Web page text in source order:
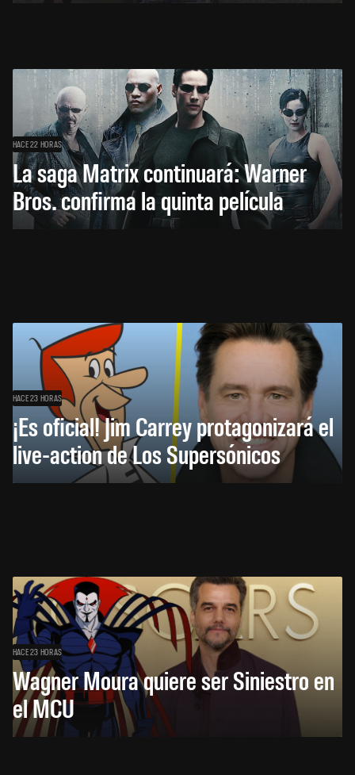
HACE 22 HORAS
La saga Matrix continuará: Warner
Bros. confirma la quinta película
HACE 23 HORAS
¡Es oficial! Jim Carrey protagonizará el
live-action de Los Supersónicos
HACE 23 HORAS
Wagner Moura quiere ser Siniestro en
el MCU